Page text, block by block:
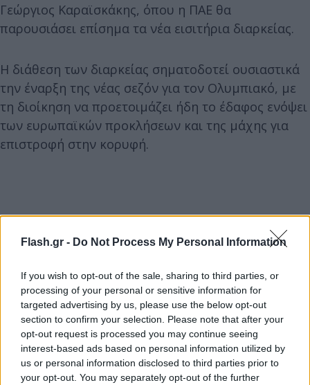
Flash.gr - Do Not Process My Personal Information
If you wish to opt-out of the sale, sharing to third parties, or
processing of your personal or sensitive information for
targeted advertising by us, please use the below opt-out
section to confirm your selection. Please note that after your
opt-out request is processed you may continue seeing
interest-based ads based on personal information utilized by
us or personal information disclosed to third parties prior to
your opt-out. You may separately opt-out of the further
Γεώργιος Καραϊσκάκης, όπου η ΠΑΕ θα
παρουσιάσει επίσημα τα νέα εισιτήρια διαρκείας.
Η διάθεση των διαρκείας σηματοδοτεί ουσιαστικά
την έναρξη της νέας σεζόν για τον Ολυμπιακό, με
τη διοίκηση να προετοιμάζει ήδη το έδαφος ενόψει
των ευρωπαϊκών προκλήσεων και της μάχης για
επιστροφή στην κορυφή.